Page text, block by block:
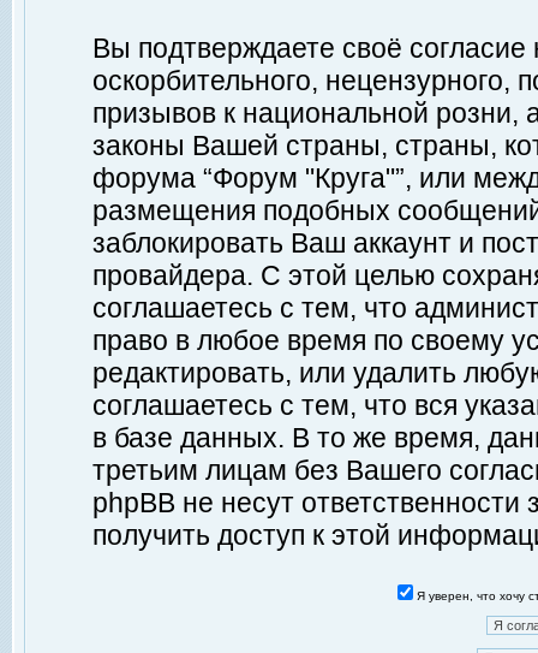
Вы подтверждаете своё
оскорбительного, нецензурного,
призывов к национальной
законы Вашей страны, страны,
форума “Форум "Круга"”, или
размещения подобных
заблокировать Ваш аккаунт и
провайдера. С этой целью
соглашаетесь с тем, что
право в любое время по своему
редактировать, или удалить
соглашаетесь с тем, что вся
в базе данных. В то же время,
третьим лицам без Вашего
phpBB не несут ответственности
получить доступ к этой
Я уверен, что хочу